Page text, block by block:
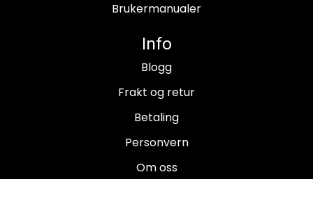
Brukermanualer
Info
Blogg
Frakt og retur
Betaling
Personvern
Om oss